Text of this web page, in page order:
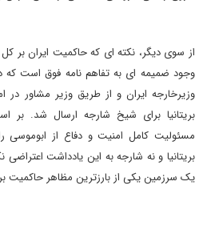
از سوی دیگر، نکته ای که حاکمیت ایران بر
وزیرخارجه ایران و از طریق وزیر مشاور در
بریتانیا برای شیخ شارجه ارسال شد. بر
مسئولیت کامل امنیت و دفاع از ابوموسی
بریتانیا و نه شارجه به این یادداشت
یک سرزمین یکی از بارزترین مظاهر حاکمیت